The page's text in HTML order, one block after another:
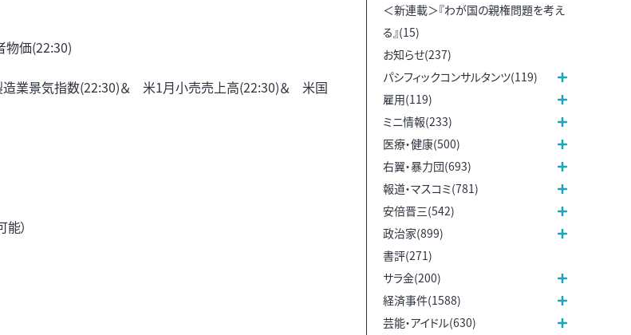
物価(22:30)
業景気指数(22:30)＆ 米1月小売売上高(22:30)＆ 米国
）
＜新連載＞『わが国の親権問題を考え
る』(15)
お知らせ(237)
パシフィックコンサルタンツ(119)
雇用(119)
ミニ情報(233)
医療・健康(500)
右翼・暴力団(693)
報道・マスコミ(781)
安倍晋三(542)
政治家(899)
書評(271)
サラ金(200)
経済事件(1588)
芸能・アイドル(630)